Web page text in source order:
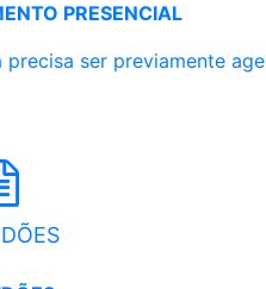
PRESENCIAL
ser previamente